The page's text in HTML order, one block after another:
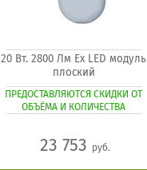
20 Вт. 2800 Лм Ех LED модуль
плоский
ПРЕДОСТАВЛЯЮТСЯ СКИДКИ ОТ
ОБЪЁМА И КОЛИЧЕСТВА
23 753 руб.